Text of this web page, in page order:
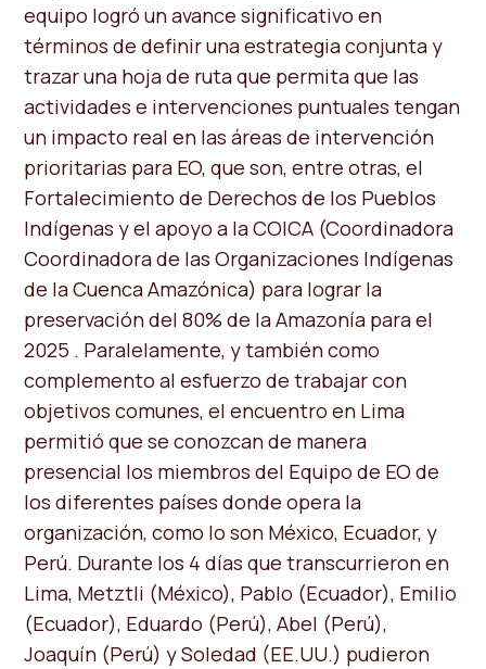
equipo logró un avance significativo en
términos de definir una estrategia conjunta y
trazar una hoja de ruta que permita que las
actividades e intervenciones puntuales tengan
un impacto real en las áreas de intervención
prioritarias para EO, que son, entre otras, el
Fortalecimiento de Derechos de los Pueblos
Indígenas y el apoyo a la COICA (Coordinadora
Coordinadora de las Organizaciones Indígenas
de la Cuenca Amazónica) para lograr la
preservación del 80% de la Amazonía para el
2025 . Paralelamente, y también como
complemento al esfuerzo de trabajar con
objetivos comunes, el encuentro en Lima
permitió que se conozcan de manera
presencial los miembros del Equipo de EO de
los diferentes países donde opera la
organización, como lo son México, Ecuador, y
Perú. Durante los 4 días que transcurrieron en
Lima, Metztli (México), Pablo (Ecuador), Emilio
(Ecuador), Eduardo (Perú), Abel (Perú),
Joaquín (Perú) y Soledad (EE.UU.) pudieron